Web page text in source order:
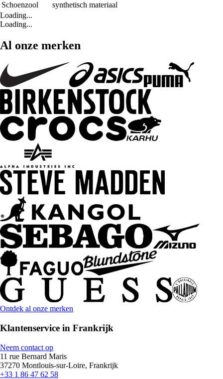
Schoenzool
synthetisch materiaal
Loading...
Loading...
Al onze merken
Ontdek al onze merken
Klantenservice in Frankrijk
Neem contact op
11 rue Bernard Maris
37270 Montlouis-sur-Loire, Frankrijk
+33 1 86 47 62 58